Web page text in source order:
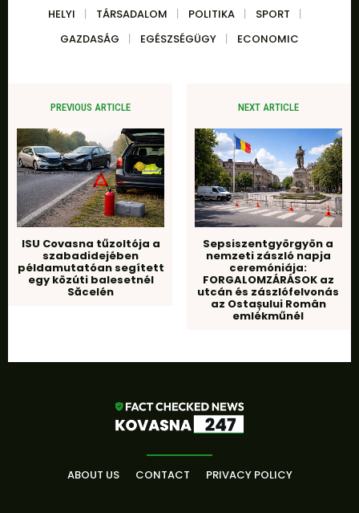
HELYI TÁRSADALOM POLITIKA
SPORT
GAZDASÁG
EGÉSZSÉGÜGY ECONOMIC
PREVIOUS ARTICLE
ISU Covasna tűzoltója a
szabadidejében
példamutatóan segített
egy közúti balesetnél
Săcelén
NEXT ARTICLE
Sepsiszentgyörgyön a
nemzeti zászló napja
ceremóniája:
FORGALOMZÁRÁSOK az
utcán és zászlófelvonás
az Ostașului Român
emlékműnél
ABOUT US CONTACT PRIVACY POLICY